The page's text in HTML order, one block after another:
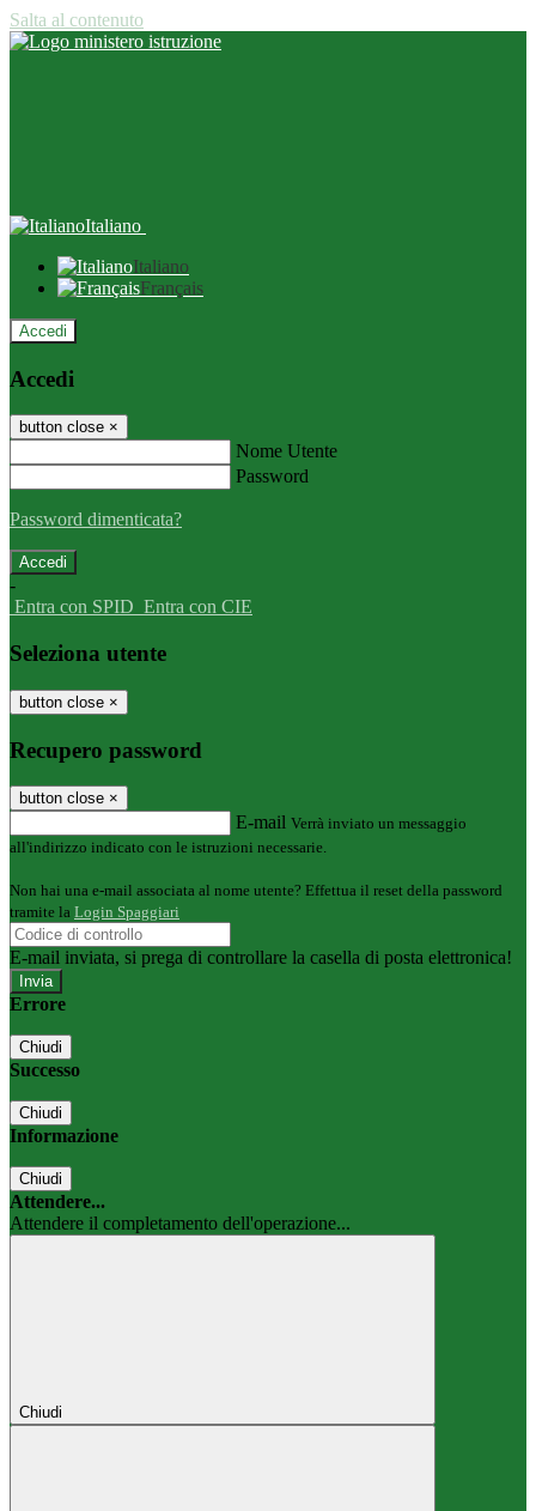
Salta al contenuto
Italiano
Italiano
Français
Accedi
Accedi
button close ×
Nome Utente
Password
Password dimenticata?
-
Entra con SPID Entra con CIE
Seleziona utente
button close ×
Recupero password
button close ×
E-mail Verrà inviato un messaggio
all'indirizzo indicato con le istruzioni necessarie.
Non hai una e-mail associata al nome utente? Effettua il reset della password
tramite la Login Spaggiari
E-mail inviata, si prega di controllare la casella di posta elettronica!
Errore
Chiudi
Successo
Chiudi
Informazione
Chiudi
Attendere...
Attendere il completamento dell'operazione...
Chiudi